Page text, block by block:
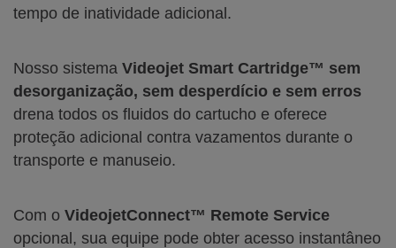
tempo de inatividade adicional.
Nosso sistema Videojet Smart Cartridge™ sem
desorganização, sem desperdício e sem erros
drena todos os fluidos do cartucho e oferece
proteção adicional contra vazamentos durante o
transporte e manuseio.
Com o VideojetConnect™ Remote Service
opcional, sua equipe pode obter acesso instantâneo